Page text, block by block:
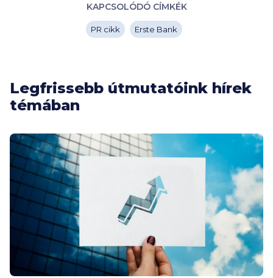
KAPCSOLÓDÓ CÍMKÉK
PR cikk Erste Bank
Legfrissebb útmutatóink hírek
témában